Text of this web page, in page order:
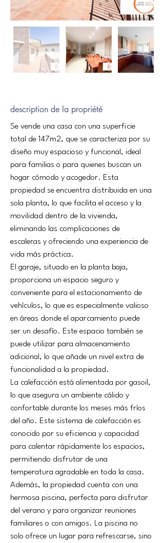
description de la propriété
Se vende una casa con una superficie
total de 147m2, que se caracteriza por su
diseño muy espacioso y funcional, ideal
para familias o para quienes buscan un
hogar cómodo y acogedor. Esta
propiedad se encuentra distribuida en una
sola planta, lo que facilita el acceso y la
movilidad dentro de la vivienda,
eliminando las complicaciones de
escaleras y ofreciendo una experiencia de
vida más práctica.
El garaje, situado en la planta baja,
proporciona un espacio seguro y
conveniente para el estacionamiento de
vehículos, lo que es especialmente valioso
en áreas donde el aparcamiento puede
ser un desafío. Este espacio también se
puede utilizar para almacenamiento
adicional, lo que añade un nivel extra de
funcionalidad a la propiedad.
La calefacción está alimentada por gasoil,
lo que asegura un ambiente cálido y
confortable durante los meses más fríos
del año. Este sistema de calefacción es
conocido por su eficiencia y capacidad
para calentar rápidamente los espacios,
permitiendo disfrutar de una
temperatura agradable en toda la casa.
Además, la propiedad cuenta con una
hermosa piscina, perfecta para disfrutar
del verano y para organizar reuniones
familiares o con amigos. La piscina no
solo ofrece un lugar para refrescarse, sino